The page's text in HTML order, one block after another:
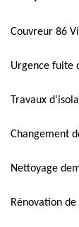
Couvreur 86
Urgence fuite
Travaux
Changement
Nettoyage
Rénovation